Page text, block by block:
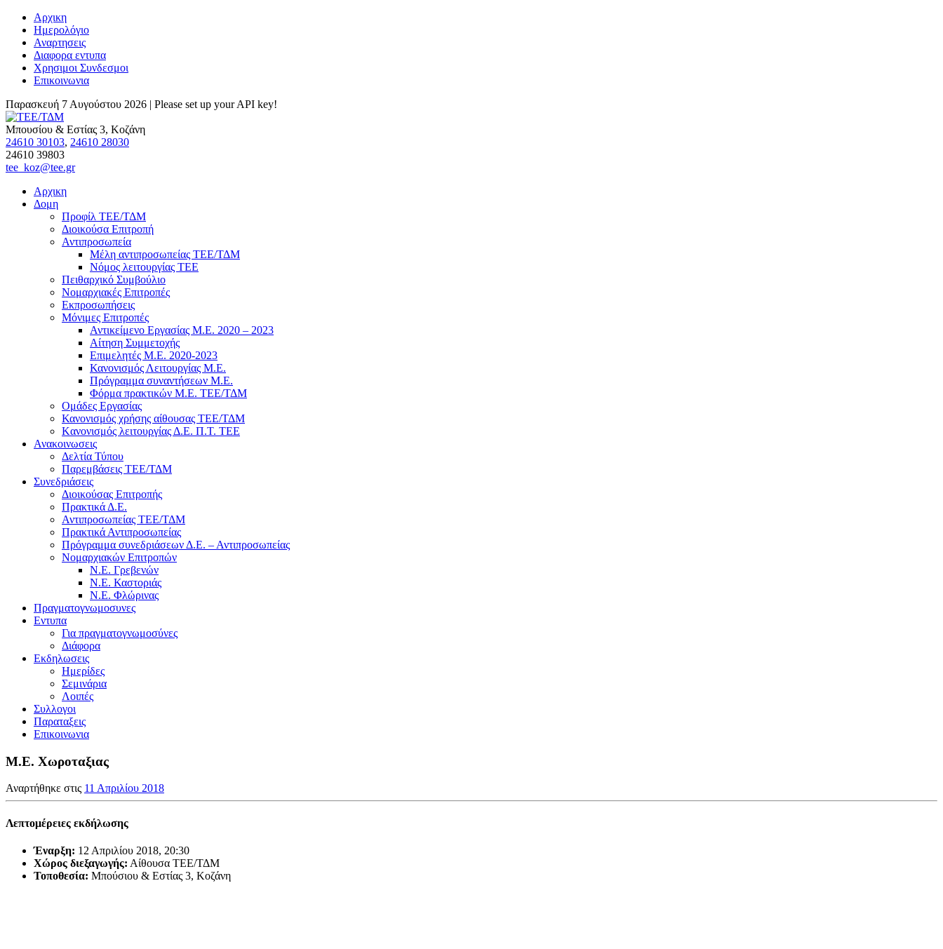
Αρχικη
Ημερολόγιο
Αναρτησεις
Διαφορα εντυπα
Χρησιμοι Συνδεσμοι
Επικοινωνια
Παρασκευή 7 Αυγούστου 2026 | Please set up your API key!
Μπουσίου & Εστίας 3, Κοζάνη
24610 30103, 24610 28030
24610 39803
tee_koz@tee.gr
Αρχικη
Δομη
Προφίλ ΤΕΕ/ΤΔΜ
Διοικούσα Επιτροπή
Αντιπροσωπεία
Μέλη αντιπροσωπείας ΤΕΕ/ΤΔΜ
Νόμος λειτουργίας ΤΕΕ
Πειθαρχικό Συμβούλιο
Νομαρχιακές Επιτροπές
Εκπροσωπήσεις
Μόνιμες Επιτροπές
Αντικείμενο Εργασίας Μ.Ε. 2020 – 2023
Αίτηση Συμμετοχής
Επιμελητές Μ.Ε. 2020-2023
Κανονισμός Λειτουργίας Μ.Ε.
Πρόγραμμα συναντήσεων M.E.
Φόρμα πρακτικών Μ.Ε. ΤΕΕ/ΤΔΜ
Ομάδες Εργασίας
Κανονισμός χρήσης αίθουσας ΤΕΕ/ΤΔΜ
Kανονισμός λειτουργίας Δ.Ε. Π.Τ. ΤΕΕ
Ανακοινωσεις
Δελτία Τύπου
Παρεμβάσεις ΤΕΕ/ΤΔΜ
Συνεδριάσεις
Διοικούσας Επιτροπής
Πρακτικά Δ.Ε.
Αντιπροσωπείας ΤΕΕ/ΤΔΜ
Πρακτικά Αντιπροσωπείας
Πρόγραμμα συνεδριάσεων Δ.Ε. – Αντιπροσωπείας
Νομαρχιακών Επιτροπών
Ν.Ε. Γρεβενών
Ν.Ε. Καστοριάς
Ν.Ε. Φλώρινας
Πραγματογνωμοσυνες
Εντυπα
Για πραγματογνωμοσύνες
Διάφορα
Εκδηλωσεις
Ημερίδες
Σεμινάρια
Λοιπές
Συλλογοι
Παραταξεις
Επικοινωνια
Μ.Ε. Χωροταξιας
Αναρτήθηκε στις 11 Απριλίου 2018
Λεπτομέρειες εκδήλωσης
Έναρξη: 12 Απριλίου 2018, 20:30
Χώρος διεξαγωγής: Αίθουσα ΤΕΕ/ΤΔΜ
Τοποθεσία: Μπούσιου & Εστίας 3, Κοζάνη